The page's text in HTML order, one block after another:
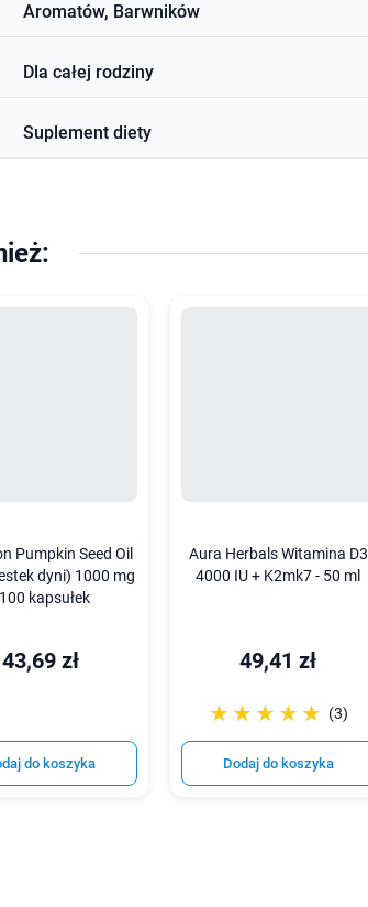
Aromatów, Barwników
Dla całej rodziny
Suplement diety
Pumpkin Seed Oil
dyni) 1000 mg
kapsułek
43,69 zł
do koszyka
Aura Herbals Witamina D3
4000 IU + K2mk7 - 50 ml
49,41 zł
☆☆☆☆☆
★★★★★ (3)
Dodaj do koszyka